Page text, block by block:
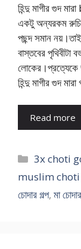
হিন্দু মাগীর গুদ
একটু অন্যরকম
পছন্দ সমান
বাস্তবের পৃথিবীটা
লোকের।প্রত্যেকে
হিন্দু মাগীর গুদ
Read more
3x choti
muslim
চোদার গল্প, মা